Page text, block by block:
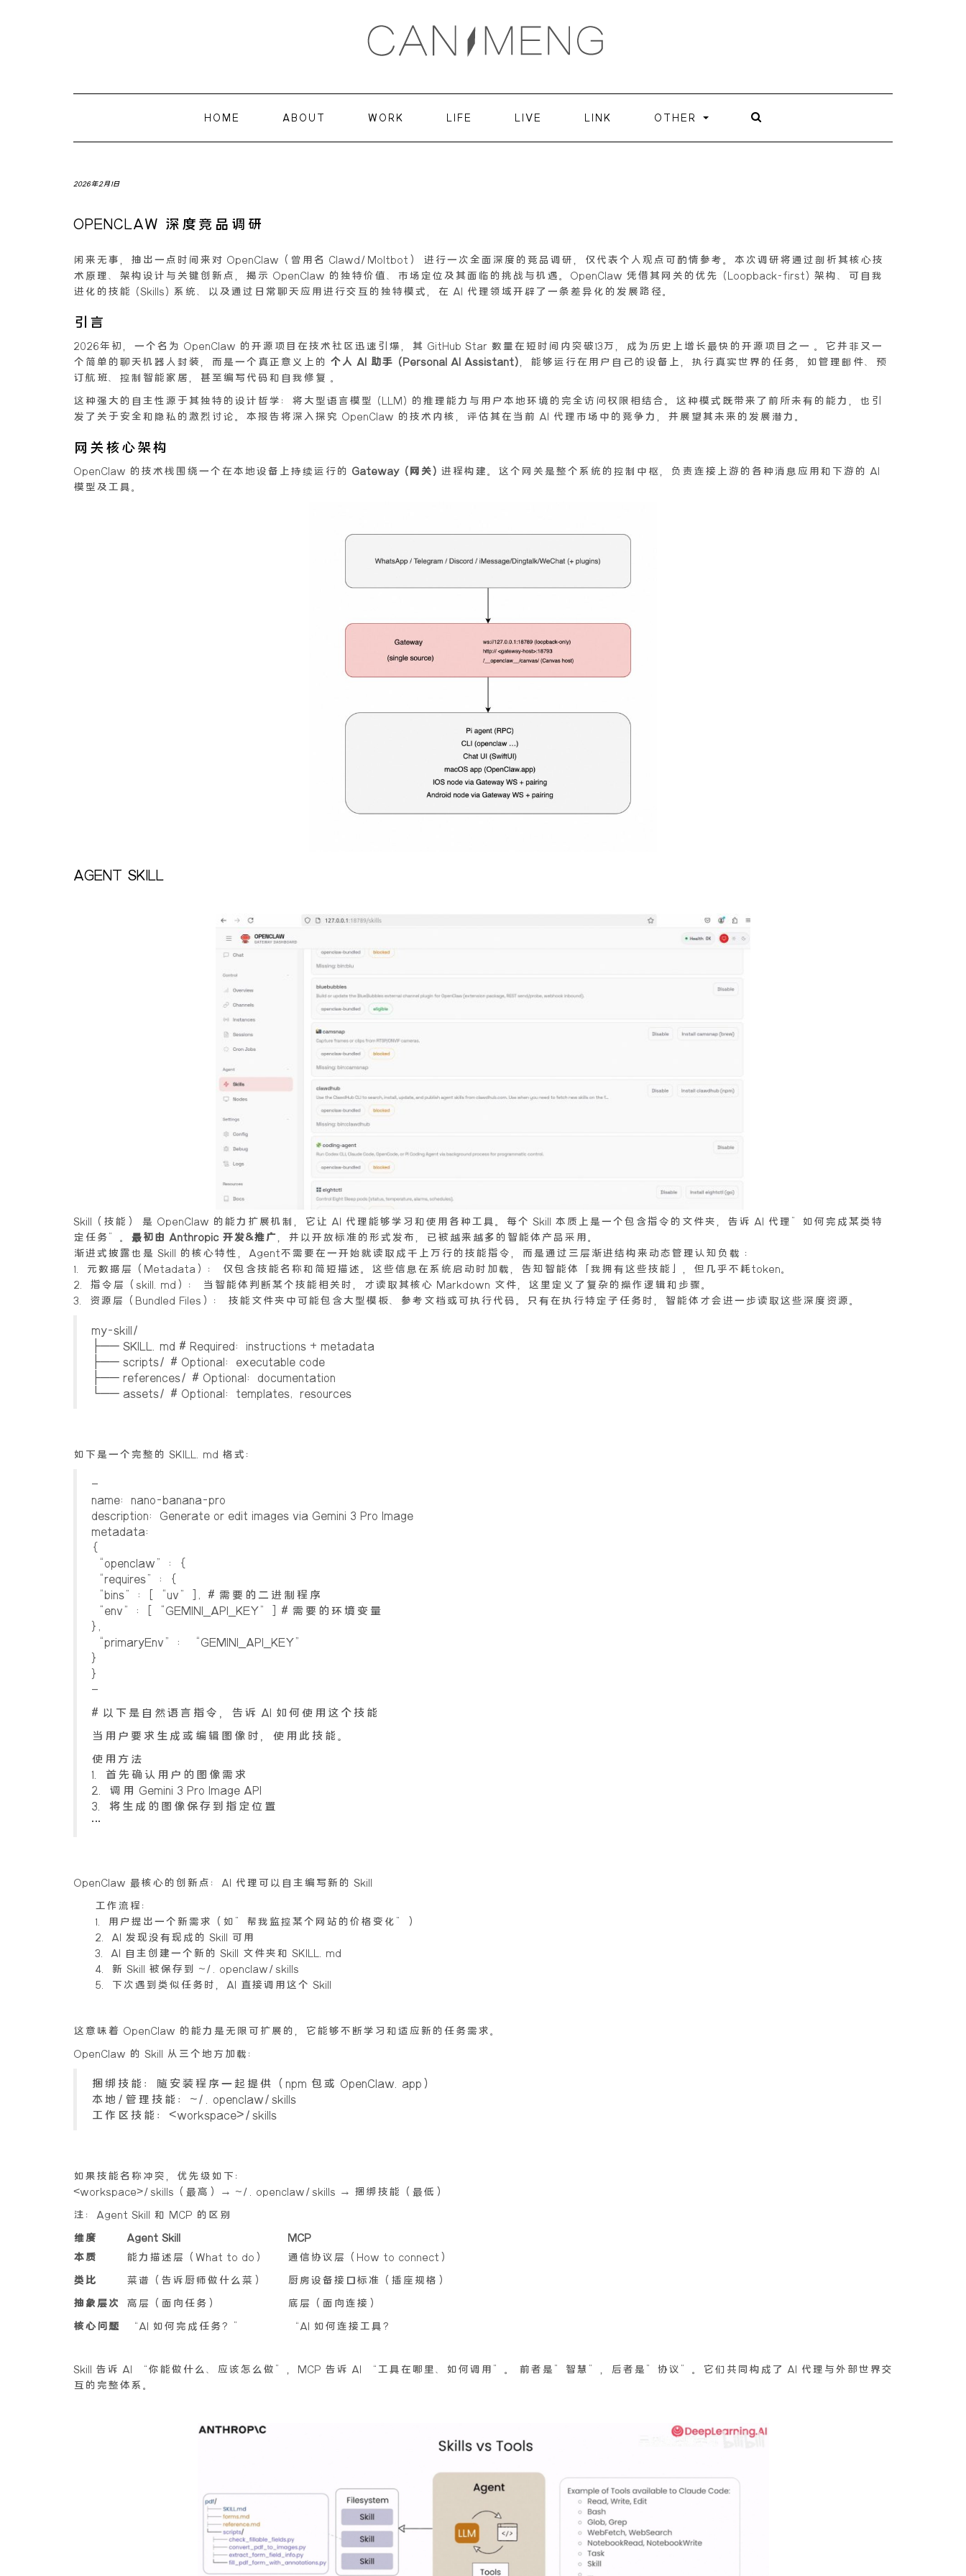
HOME ABOUT WORK LIFE LIVE LINK OTHER
2026年2月1日
OPENCLAW 深度竞品调研
闲来无事，抽出一点时间来对 OpenClaw（曾用名 Clawd/Moltbot） 进行一次全面深度的竞品调研，仅代表个人观点可酌情参考。本次调研将通过剖析其核心技
术原理、架构设计与关键创新点，揭示 OpenClaw 的独特价值、市场定位及其面临的挑战与机遇。OpenClaw 凭借其网关的优先 (Loopback-first) 架构、可自我
进化的技能 (Skills) 系统、以及通过日常聊天应用进行交互的独特模式，在 AI 代理领域开辟了一条差异化的发展路径。
引言
2026年初，一个名为 OpenClaw 的开源项目在技术社区迅速引爆，其 GitHub Star 数量在短时间内突破13万，成为历史上增长最快的开源项目之一 。它并非又一
个简单的聊天机器人封装，而是一个真正意义上的 个人 AI 助手 (Personal AI Assistant) ，能够运行在用户自己的设备上，执行真实世界的任务，如管理邮件、预
订航班、控制智能家居，甚至编写代码和自我修复 。
这种强大的自主性源于其独特的设计哲学：将大型语言模型 (LLM) 的推理能力与用户本地环境的完全访问权限相结合。这种模式既带来了前所未有的能力，也引
发了关于安全和隐私的激烈讨论。本报告将深入探究 OpenClaw 的技术内核，评估其在当前 AI 代理市场中的竞争力，并展望其未来的发展潜力。
网关核心架构
OpenClaw 的技术栈围绕一个在本地设备上持续运行的 Gateway (网关) 进程构建。这个网关是整个系统的控制中枢，负责连接上游的各种消息应用和下游的 AI
模型及工具。
AGENT SKILL
Skill（技能） 是 OpenClaw 的能力扩展机制，它让 AI 代理能够学习和使用各种工具。每个 Skill 本质上是一个包含指令的文件夹，告诉 AI 代理”如何完成某类特
定任务”。 最初由 Anthropic 开发&推广
，并以开放标准的形式发布，已被越来越多的智能体产品采用。
渐进式披露也是 Skill 的核心特性，Agent不需要在一开始就读取成千上万行的技能指令，而是通过三层渐进结构来动态管理认知负载 ：
1. 元数据层（Metadata）： 仅包含技能名称和简短描述。这些信息在系统启动时加载，告知智能体「我拥有这些技能」，但几乎不耗token。
2. 指令层（skill.md）： 当智能体判断某个技能相关时，才读取其核心 Markdown 文件，这里定义了复杂的操作逻辑和步骤。
3. 资源层（Bundled Files）： 技能文件夹中可能包含大型模板、参考文档或可执行代码。只有在执行特定子任务时，智能体才会进一步读取这些深度资源。
my-skill/
├── SKILL.md # Required: instructions + metadata
├── scripts/ # Optional: executable code
├── references/ # Optional: documentation
└── assets/ # Optional: templates, resources
如下是一个完整的 SKILL.md 格式：
—
name: nano-banana-pro
description: Generate or edit images via Gemini 3 Pro Image
metadata:
{
“openclaw”: {
“requires”: {
“bins”: [“uv”], # 需要的二进制程序
“env”: [“GEMINI_API_KEY”] # 需要的环境变量
},
“primaryEnv”: “GEMINI_API_KEY”
}
}
—
# 以下是自然语言指令，告诉 AI 如何使用这个技能
当用户要求生成或编辑图像时，使用此技能。
使用方法
1. 首先确认用户的图像需求
2. 调用 Gemini 3 Pro Image API
3. 将生成的图像保存到指定位置
…
OpenClaw 最核心的创新点：AI 代理可以自主编写新的 Skill
工作流程：
1. 用户提出一个新需求（如”帮我监控某个网站的价格变化”）
2. AI 发现没有现成的 Skill 可用
3. AI 自主创建一个新的 Skill 文件夹和 SKILL.md
4. 新 Skill 被保存到 ~/.openclaw/skills
5. 下次遇到类似任务时，AI 直接调用这个 Skill
这意味着 OpenClaw 的能力是无限可扩展的，它能够不断学习和适应新的任务需求。
OpenClaw 的 Skill 从三个地方加载：
捆绑技能：随安装程序一起提供（npm 包或 OpenClaw.app）
本地/管理技能：~/.openclaw/skills
工作区技能：<workspace>/skills
如果技能名称冲突，优先级如下：
<workspace>/skills（最高）→ ~/.openclaw/skills → 捆绑技能（最低）
注：Agent Skill 和 MCP 的区别
维度
Agent Skill
MCP
本质
能力描述层（What to do）
通信协议层（How to connect）
类比
菜谱（告诉厨师做什么菜）
厨房设备接口标准（插座规格）
抽象层次
高层（面向任务）
底层（面向连接）
核心问题
“AI 如何完成任务？” “AI 如何连接工具？
Skill 告诉 AI “你能做什么、应该怎么做”，MCP 告诉 AI “工具在哪里、如何调用”。 前者是”智慧”，后者是”协议”。它们共同构成了 AI 代理与外部世界交
互的完整体系。